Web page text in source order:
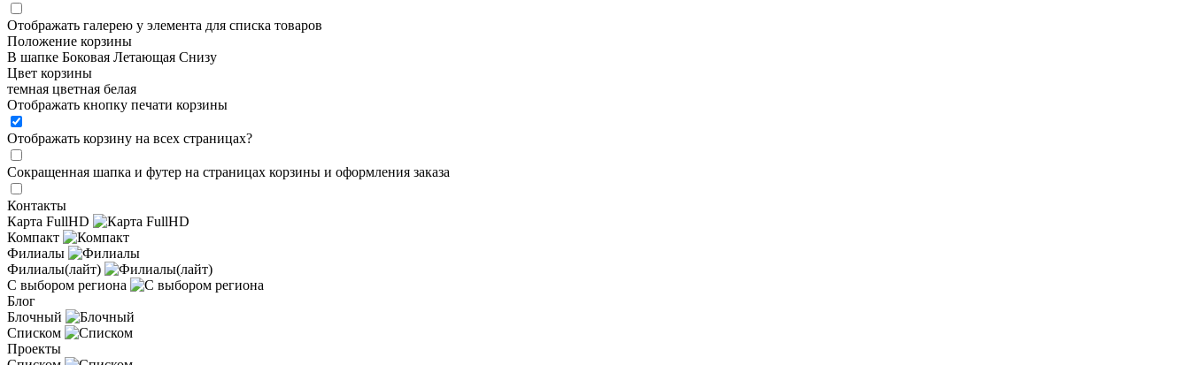
Отображать галерею у элемента для списка товаров
Положение корзины
В шапке Боковая Летающая Снизу
Цвет корзины
темная цветная белая
Отображать кнопку печати корзины
Отображать корзину на всех страницах?
Сокращенная шапка и футер на страницах корзины и оформления заказа
Контакты
Карта FullHD
Компакт
Филиалы
Филиалы(лайт)
С выбором региона
Блог
Блочный
Списком
Проекты